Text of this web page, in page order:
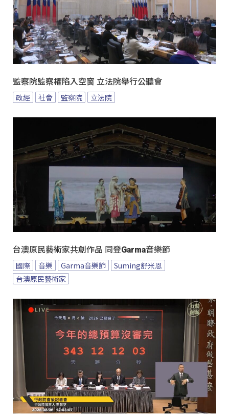
監察院監察權陷入空窗 立法院舉行公聽會
政經 社會 監察院 立法院
台澳原民藝術家共創作品 同登Garma音樂節
國際 音樂 Garma音樂節
Suming舒米恩
台澳原民藝術家